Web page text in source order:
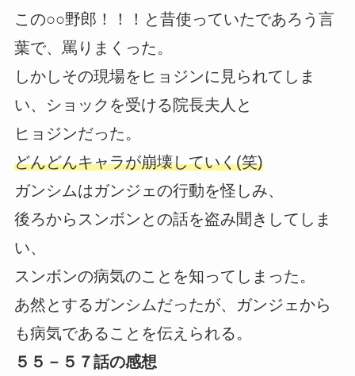
この○○野郎！！！と昔使っていたであろう言
葉で、罵りまくった。
しかしその現場をヒョジンに見られてしま
い、ショックを受ける院長夫人と
ヒョジンだった。
どんどんキャラが崩壊していく(笑)
ガンシムはガンジェの行動を怪しみ、
後ろからスンボンとの話を盗み聞きしてしま
い、
スンボンの病気のことを知ってしまった。
あ然とするガンシムだったが、ガンジェから
も病気であることを伝えられる。
５５－５７話の感想